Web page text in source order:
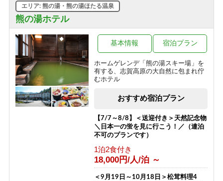
1泊2食付き
9,600円/人/泊 ～
プラン（お1人様歓迎）
1泊2食付き
12,500円/人/泊 ～
【夏得】源泉かけ流しのにごり湯温泉
10,200円/人/泊 ～
熊の湯ホテル
エリア: 熊の湯・熊の湯ほたる温泉
ホームゲレンデ「熊の湯スキー場」を
有する、志賀高原の大自然に包まれ佇
むホテル
基本情報 宿泊プラン
おすすめ宿泊プラン
【7/7～8/8】＜送迎付き＞天然記念物
＼日本一の蛍を見に行こう！／（連泊
不可のプランです）
1泊2食付き
18,000円/人/泊 ～
＜9月19日～10月18日＞松茸料理4